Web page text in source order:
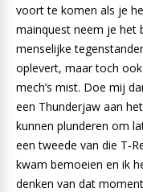
voort te komen als je
mainquest neem je het
menselijke
oplevert, maar toch
mech’s mist. Doe mij
een Thunderjaw aan
kunnen plunderen om
een tweede van die T-
kwam bemoeien en ik
denken van dat